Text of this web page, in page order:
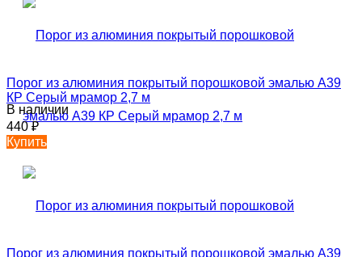
Порог из алюминия покрытый порошковой эмалью А39
КР Серый мрамор 2,7 м
В наличии
440₽
Купить
Порог из алюминия покрытый порошковой эмалью А39